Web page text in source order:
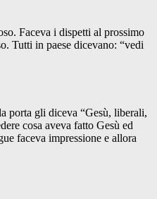
Faceva i dispetti al prossimo
Tutti in paese dicevano: “vedi
porta gli diceva “Gesù, liberali,
cosa aveva fatto Gesù ed
faceva impressione e allora